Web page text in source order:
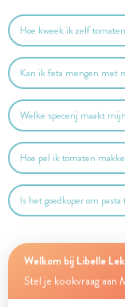
Hoe kweek ik zelf
Kan ik feta mengen met
Welke specerij maakt
Hoe pel ik tomaten
Is het goedkoper om
Welkom bij Libelle
Stel je kookvraag aan